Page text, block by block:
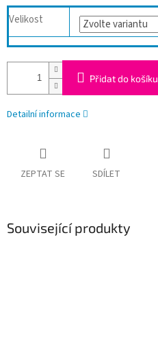
Velikost
Přidat do košíku
Detailní informace
ZEPTAT SE SDÍLET
Související produkty